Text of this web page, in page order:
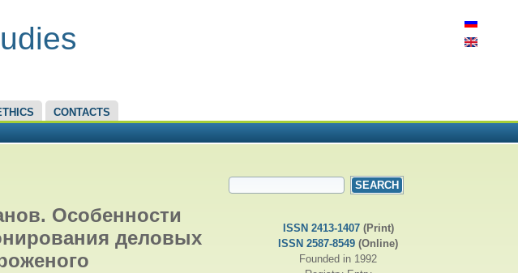
CONTACTS
Особенности
деловых
SEARCH FORM
ISSN 2413-1407(Print)
ISSN 2587-8549 (Online)
Founded in 1992